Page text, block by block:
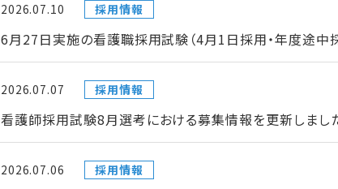
2026.07.10 採用情報
6月27日実施の看護職採用試験（4月1日採用・年度途中
2026.07.07 採用情報
看護師採用試験8月選考における募集情報を更新しまし
2026.07.06 採用情報